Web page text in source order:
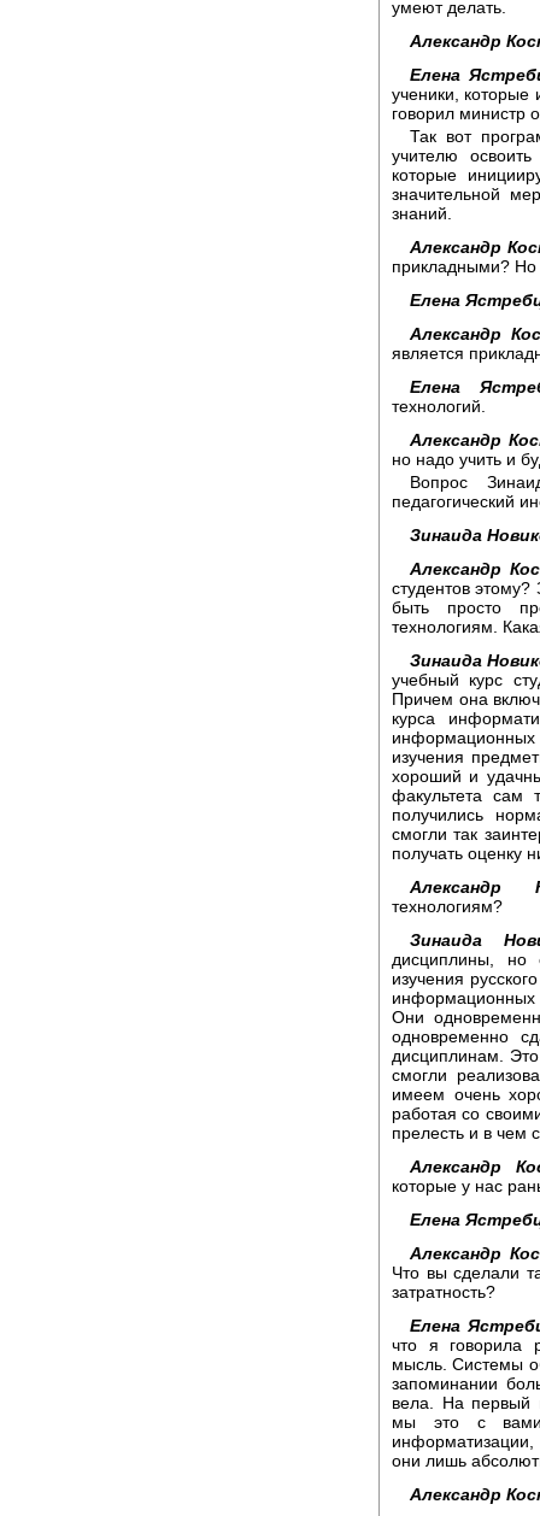
умеют делать.
Александр
Елена
ученики, которые
говорил министр
Так вот
учителю
которые
значительной
знаний.
Александр
прикладными? Но
Елена
Александр
является
Елена
технологий.
Александр
но надо учить и
Вопрос
педагогический
Зинаида
Александр
студентов
быть просто
технологиям.
Зинаида
учебный курс
Причем она
курса
изучения
хороший и
факультета сам
получились
смогли так
получать оценку
Александр
технологиям?
Зинаида
дисциплины,
изучения
информационных
Они
одновременно
дисциплинам.
смогли
имеем очень
работая со
прелесть и в чем
Александр
которые у нас
Елена
Александр
Что вы сделали
затратность?
Елена
что я говорила
мысль. Системы
запоминании
вела. На первый
мы это с
они лишь
Александр